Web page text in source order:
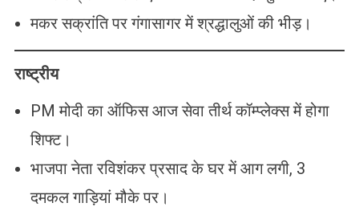
मकर सक्रांति पर गंगासागर में श्रद्धालुओं की भीड़।
राष्ट्रीय
PM मोदी का ऑफिस आज सेवा तीर्थ कॉम्प्लेक्स में होगा
शिफ्ट।
भाजपा नेता रविशंकर प्रसाद के घर में आग लगी, 3
दमकल गाड़ियां मौके पर।